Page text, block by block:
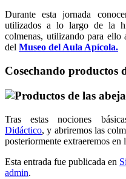
Durante esta jornada
utilizados a lo largo de la
colmenas, utilizando para ello
del Museo del Aula Apícola.
Cosechando productos
Tras estas nociones
Didáctico, y abriremos las
posteriormente extraeremos en
Esta entrada fue publicada en
admin.